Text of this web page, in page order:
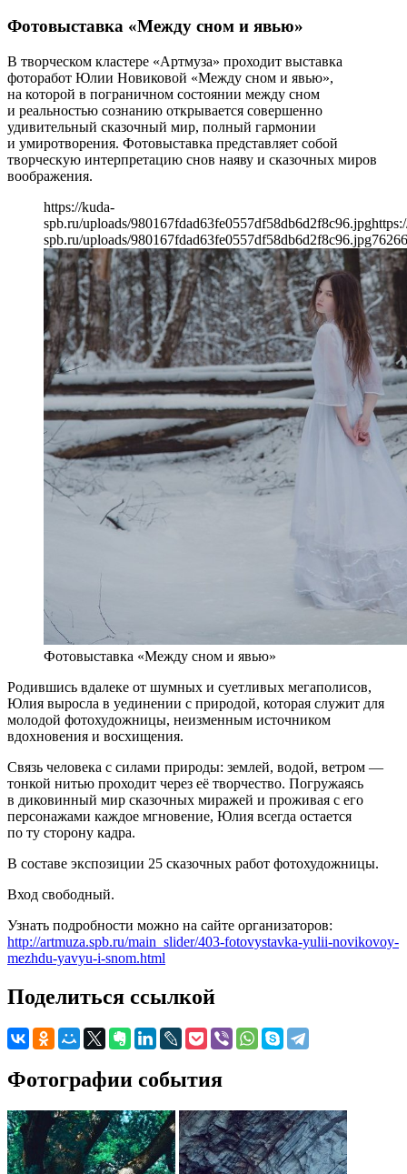
Фотовыставка «Между сном и явью»
В творческом кластере «Артмуза» проходит выставка
фоторабот Юлии Новиковой «Между сном и явью»,
на которой в пограничном состоянии между сном
и реальностью сознанию открывается совершенно
удивительный сказочный мир, полный гармонии
и умиротворения. Фотовыставка представляет собой
творческую интерпретацию снов наяву и сказочных миров
воображения.
https://kuda-
spb.ru/uploads/980167fdad63fe0557df58db6d2f8c96.jpg
spb.ru/uploads/980167fdad63fe0557df58db6d2f8c96.jpg762
Фотовыставка «Между сном и явью»
Родившись вдалеке от шумных и суетливых мегаполисов,
Юлия выросла в уединении с природой, которая служит для
молодой фотохудожницы, неизменным источником
вдохновения и восхищения.
Связь человека с силами природы: землей, водой, ветром —
тонкой нитью проходит через её творчество. Погружаясь
в диковинный мир сказочных миражей и проживая с его
персонажами каждое мгновение, Юлия всегда остается
по ту сторону кадра.
В составе экспозиции 25 сказочных работ фотохудожницы.
Вход свободный.
Узнать подробности можно на сайте организаторов:
http://artmuza.spb.ru/main_slider/403-fotovystavka-yulii-novikovoy-
mezhdu-yavyu-i-snom.html
Поделиться ссылкой
Фотографии события